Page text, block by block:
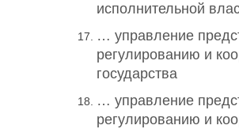
исполнительной
… управление
регулированию и
государства
… управление
регулированию и